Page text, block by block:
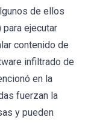
de ellos
ejecutar
contenido de
infiltrado de
en la
fuerzan la
y pueden